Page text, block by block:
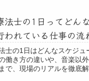
法士の1日ってどん
われている仕事の
士の1日はどんなスケジュ
働き方の違いや、音楽以
で、現場のリアルを徹底解